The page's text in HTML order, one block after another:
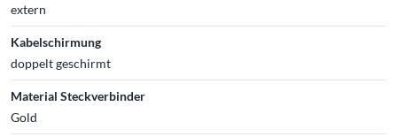
extern
Kabelschirmung
doppelt geschirmt
Material Steckverbinder
Gold